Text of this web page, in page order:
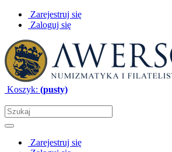
Zarejestruj się
Zaloguj się
Koszyk: (pusty)
Zarejestruj się